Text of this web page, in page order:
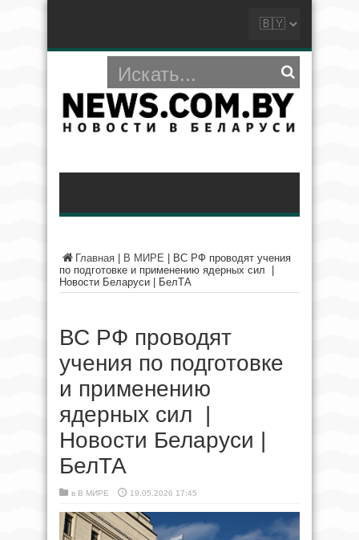
Главная В МИРЕ
ВС РФ проводят учения
по подготовке и применению ядерных сил |
Новости Беларуси | БелТА
ВС РФ проводят
учения по подготовке
и применению
ядерных сил |
Новости Беларуси |
БелТА
в В МИРЕ 19.05.2026 17:45